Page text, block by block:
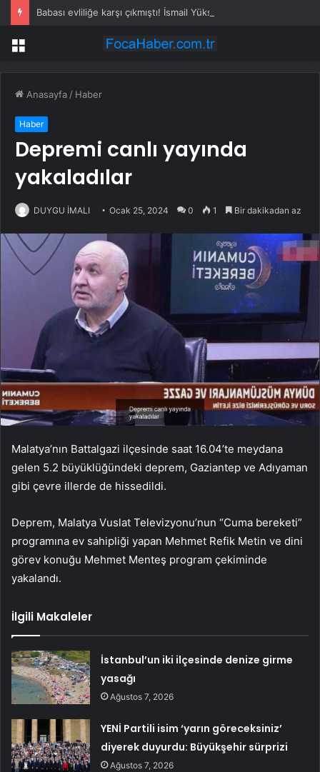
Menü
Anasayfa / Haber
Haber
Depremi canlı yayında
yakaladılar
DUYGU İMALI Ocak 25, 2024 0 1 Bir dakikadan az
Malatya’nın Battalgazi ilçesinde saat 16.04’te meydana
gelen 5.2 büyüklüğündeki deprem, Gaziantep ve Adıyaman
gibi çevre illerde de hissedildi.
Deprem, Malatya Vuslat Televizyonu’nun “Cuma bereketi”
programına ev sahipliği yapan Mehmet Refik Metin ve dini
görev konuğu Mehmet Menteş program çekiminde
yakalandı.
İlgili Makaleler
İstanbul’un iki ilçesinde denize girme
yasağı
Ağustos 7, 2026
YENİ Partili isim ‘yarın göreceksiniz’
diyerek duyurdu: Büyükşehir sürprizi
Ağustos 7, 2026